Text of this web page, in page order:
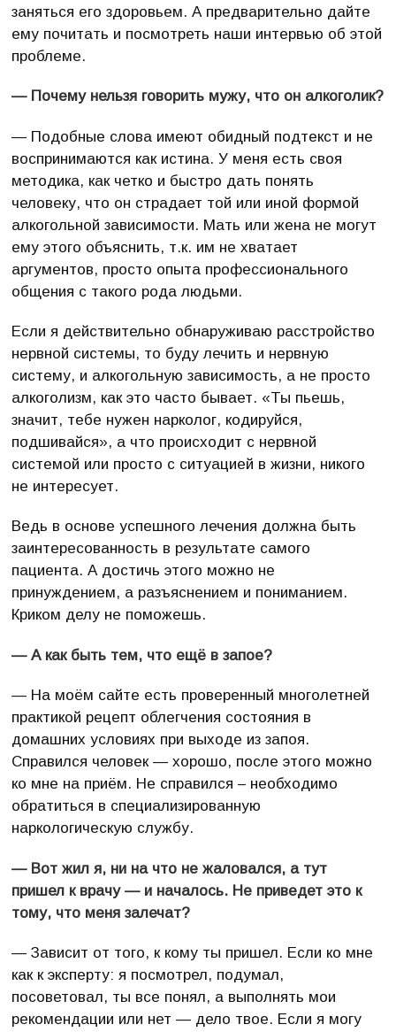
заняться его здоровьем. А предварительно дайте
ему почитать и посмотреть наши интервью об этой
проблеме.
— Почему нельзя говорить мужу, что он алкоголик?
— Подобные слова имеют обидный подтекст и не
воспринимаются как истина. У меня есть своя
методика, как четко и быстро дать понять
человеку, что он страдает той или иной формой
алкогольной зависимости. Мать или жена не могут
ему этого объяснить, т.к. им не хватает
аргументов, просто опыта профессионального
общения с такого рода людьми.
Если я действительно обнаруживаю расстройство
нервной системы, то буду лечить и нервную
систему, и алкогольную зависимость, а не просто
алкоголизм, как это часто бывает. «Ты пьешь,
значит, тебе нужен нарколог, кодируйся,
подшивайся», а что происходит с нервной
системой или просто с ситуацией в жизни, никого
не интересует.
Ведь в основе успешного лечения должна быть
заинтересованность в результате самого
пациента. А достичь этого можно не
принуждением, а разъяснением и пониманием.
Криком делу не поможешь.
— А как быть тем, что ещё в запое?
— На моём сайте есть проверенный многолетней
практикой рецепт облегчения состояния в
домашних условиях при выходе из запоя.
Справился человек — хорошо, после этого можно
ко мне на приём. Не справился – необходимо
обратиться в специализированную
наркологическую службу.
— Вот жил я, ни на что не жаловался, а тут
пришел к врачу — и началось. Не приведет это к
тому, что меня залечат?
— Зависит от того, к кому ты пришел. Если ко мне
как к эксперту: я посмотрел, подумал,
посоветовал, ты все понял, а выполнять мои
рекомендации или нет — дело твое. Если я могу